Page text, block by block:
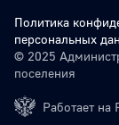
Политика
персональных
© 2025
поселения
Работает